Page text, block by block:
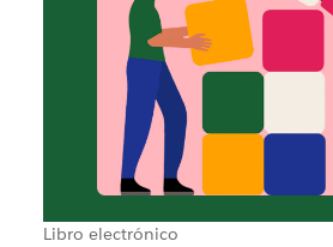
Libro electrónico